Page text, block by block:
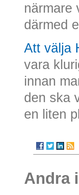
närmare
därmed
Att välja
vara
innan
den ska
en liten
Andra